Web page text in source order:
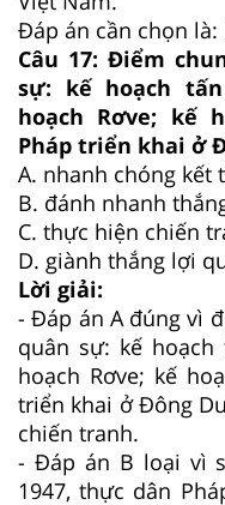
Đáp án cần chọn là:
Câu 17: Điểm
sự: kế hoạch
hoạch Rơve; kế
Pháp triển khai ở
A. nhanh chóng kết
B. đánh nhanh
C. thực hiện chiến
D. giành thắng lợi
Lời giải:
- Đáp án A đúng vì
quân sự: kế hoạch
hoạch Rơve; kế
triển khai ở Đông
chiến tranh.
- Đáp án B loại vì
1947, thực dân